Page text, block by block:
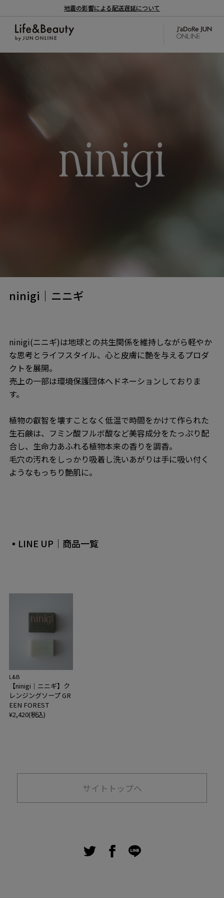
地震の影響による配送遅延について
ninigi｜ニニギ
ninigi(ニニギ)は地球との共生関係を維持しながら軽やか
な思考とライフスタイル、心と皮膚に艶を与えるプロダ
クトを展開。
売上の一部は環境保護団体へドネーションしておりま
す。
植物の叡智を壊すことなく低温で時間をかけて作られた
生石鹸は、フミン酸フルボ酸など美容成分をたっぷり配
合し、生命力あふれる植物本来の香りを調香。
毛穴の汚れをしっかり吸着し洗いあがりは手に吸い付く
ようなもっちり艶肌に。
▪LINE UP｜商品一覧
L&B
【ninigi｜ニニギ】ク
レンジングソープ GR
EEN FOREST
¥2,420(税込)
サイトトップへ